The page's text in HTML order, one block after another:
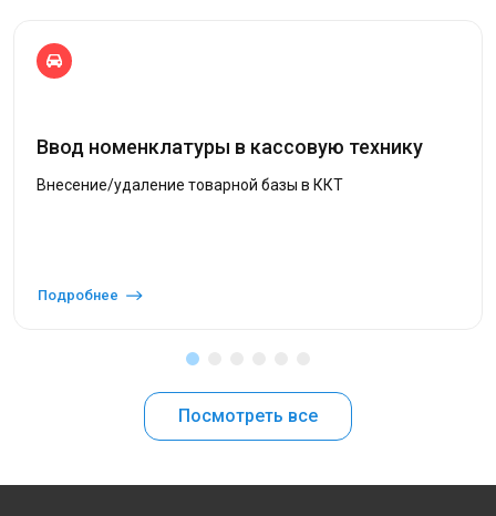
Ввод номенклатуры в кассовую технику
Внесение/удаление товарной базы в ККТ
Подробнее
Посмотреть все